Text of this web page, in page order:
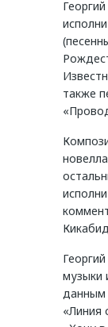
также
музыки
данным
«Линия